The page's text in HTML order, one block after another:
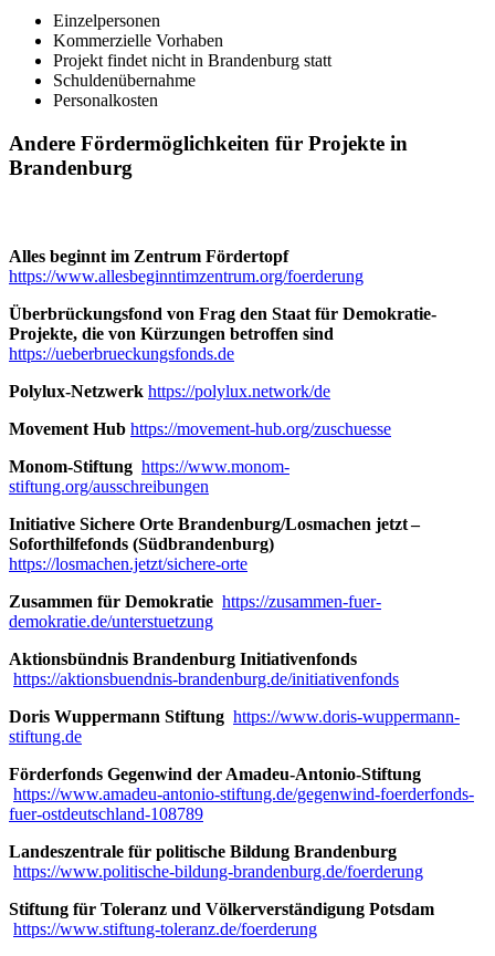
Einzelpersonen
Kommerzielle Vorhaben
Projekt findet nicht in Brandenburg statt
Schuldenübernahme
Personalkosten
Andere Fördermöglichkeiten für Projekte in
Brandenburg
Alles beginnt im Zentrum Fördertopf
https://www.allesbeginntimzentrum.org/foerderung
Überbrückungsfond von Frag den Staat für Demokratie-
Projekte, die von Kürzungen betroffen sind
https://ueberbrueckungsfonds.de
Polylux-Netzwerk https://polylux.network/de
Movement Hub https://movement-hub.org/zuschuesse
Monom-Stiftung https://www.monom-
stiftung.org/ausschreibungen
Initiative Sichere Orte Brandenburg/Losmachen jetzt –
Soforthilfefonds (Südbrandenburg)
https://losmachen.jetzt/sichere-orte
Zusammen für Demokratie https://zusammen-fuer-
demokratie.de/unterstuetzung
Aktionsbündnis Brandenburg Initiativenfonds
https://aktionsbuendnis-brandenburg.de/initiativenfonds
Doris Wuppermann Stiftung https://www.doris-wuppermann-
stiftung.de
Förderfonds Gegenwind der Amadeu-Antonio-Stiftung
https://www.amadeu-antonio-stiftung.de/gegenwind-foerderfonds-
fuer-ostdeutschland-108789
Landeszentrale für politische Bildung Brandenburg
https://www.politische-bildung-brandenburg.de/foerderung
Stiftung für Toleranz und Völkerverständigung Potsdam
https://www.stiftung-toleranz.de/foerderung